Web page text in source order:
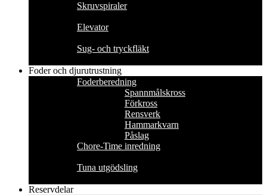
Skruvspiraler
Elevator
Sug- och tryckfläkt
Foder och djurutrustning
Foderberedning
Spannmålskross
Förkross
Rensverk
Hammarkvarn
Påslag
Chore-Time inredning
Tuna utgödsling
Reservdelar